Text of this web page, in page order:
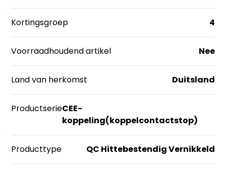
Kortingsgroep 4
Voorraadhoudend artikel Nee
Land van herkomst Duitsland
ProductserieCEE-
koppeling(koppelcontactstop)
Producttype QC Hittebestendig Vernikkeld